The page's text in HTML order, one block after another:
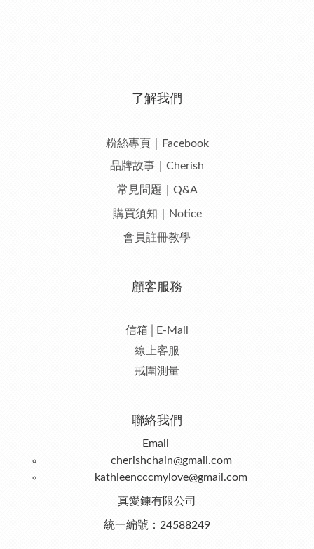
了解我們
粉絲專頁｜Facebook
品牌故事｜Cherish
常見問題｜Q&A
購買須知｜Notice
會員註冊教學
顧客服務
信箱│E-Mail
線上客服
戒圍測量
聯絡我們
Email
cherishchain@gmail.com
kathleencccmylove@gmail.com
真愛鍊有限公司
統一編號：24588249